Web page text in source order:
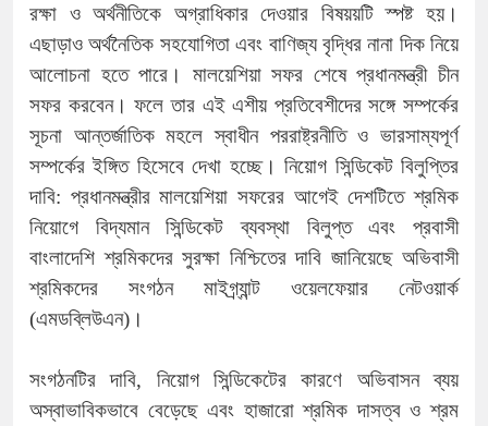
রক্ষা ও অর্থনীতিকে অগ্রাধিকার দেওয়ার বিষয়য়টি স্পষ্ট হয়।
এছাড়াও অর্থনৈতিক সহযোগিতা এবং বাণিজ্য বৃদ্ধির নানা দিক নিয়ে
আলোচনা হতে পারে। মালয়েশিয়া সফর শেষে প্রধানমন্ত্রী চীন
সফর করবেন। ফলে তার এই এশীয় প্রতিবেশীদের সঙ্গে সম্পর্কের
সূচনা আন্তর্জাতিক মহলে স্বাধীন পররাষ্ট্রনীতি ও ভারসাম্যপূর্ণ
সম্পর্কের ইঙ্গিত হিসেবে দেখা হচ্ছে। নিয়োগ সিন্ডিকেট বিলুপ্তির
দাবি: প্রধানমন্ত্রীর মালয়েশিয়া সফরের আগেই দেশটিতে শ্রমিক
নিয়োগে বিদ্যমান সিন্ডিকেট ব্যবস্থা বিলুপ্ত এবং প্রবাসী
বাংলাদেশি শ্রমিকদের সুরক্ষা নিশ্চিতের দাবি জানিয়েছে অভিবাসী
শ্রমিকদের সংগঠন মাইগ্র্যান্ট ওয়েলফেয়ার নেটওয়ার্ক
(এমডব্লিউএন)।
সংগঠনটির দাবি, নিয়োগ সিন্ডিকেটের কারণে অভিবাসন ব্যয়
অস্বাভাবিকভাবে বেড়েছে এবং হাজারো শ্রমিক দাসত্ব ও শ্রম